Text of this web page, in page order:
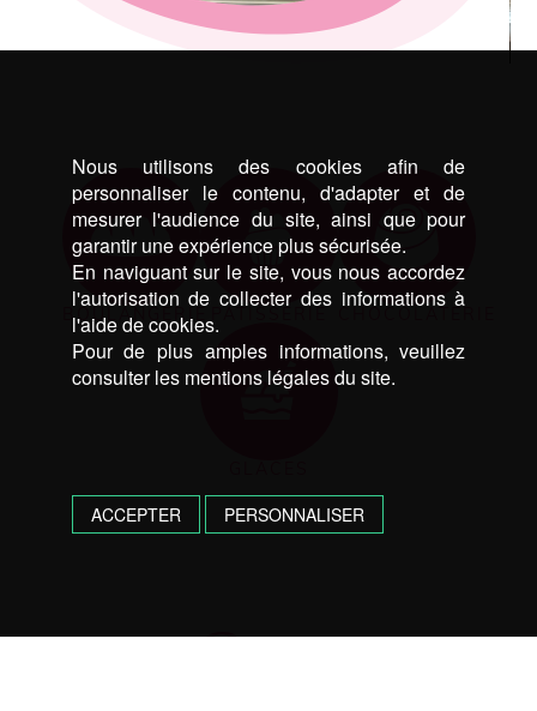
BOULANGERIE
Nous utilisons des cookies afin de
personnaliser le contenu, d'adapter et de
mesurer l'audience du site, ainsi que pour
garantir une expérience plus sécurisée.
En naviguant sur le site, vous nous accordez
l'autorisation de collecter des informations à
l'aide de cookies.
Pour de plus amples informations, veuillez
consulter les mentions légales du site.
ACCEPTER PERSONNALISER